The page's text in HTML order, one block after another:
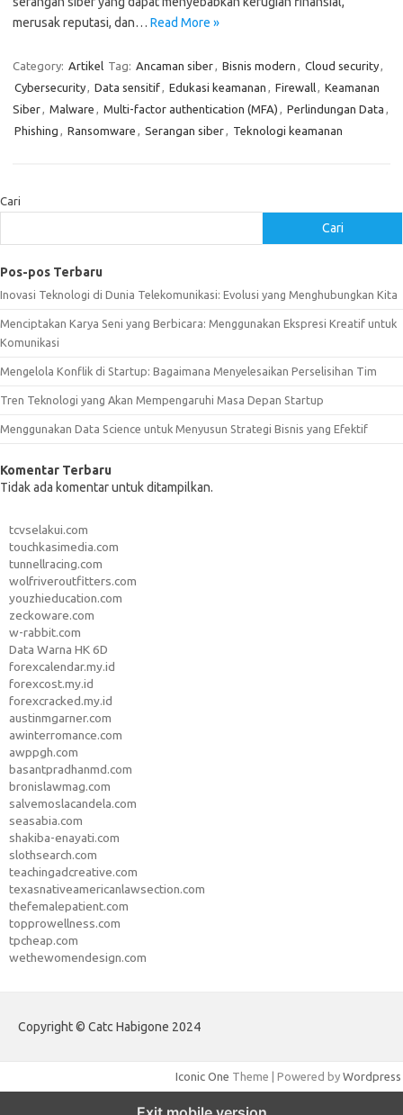
merusak reputasi, dan… Read More »
Category: Artikel Tag: Ancaman siber, Bisnis modern , Cloud security,
Cybersecurity, Data sensitif, Edukasi keamanan , Firewall, Keamanan
Siber, Malware , Multi-factor authentication (MFA) , Perlindungan Data ,
Phishing , Ransomware , Serangan siber, Teknologi keamanan
Cari
Cari
Pos-pos Terbaru
Inovasi Teknologi di Dunia Telekomunikasi: Evolusi yang Menghubungkan Kita
Menciptakan Karya Seni yang Berbicara: Menggunakan Ekspresi Kreatif untuk
Komunikasi
Mengelola Konflik di Startup: Bagaimana Menyelesaikan Perselisihan Tim
Tren Teknologi yang Akan Mempengaruhi Masa Depan Startup
Menggunakan Data Science untuk Menyusun Strategi Bisnis yang Efektif
Komentar Terbaru
Tidak ada komentar untuk ditampilkan.
tcvselakui.com
touchkasimedia.com
tunnellracing.com
wolfriveroutfitters.com
youzhieducation.com
zeckoware.com
w-rabbit.com
Data Warna HK 6D
forexcalendar.my.id
forexcost.my.id
forexcracked.my.id
austinmgarner.com
awinterromance.com
awppgh.com
basantpradhanmd.com
bronislawmag.com
salvemoslacandela.com
seasabia.com
shakiba-enayati.com
slothsearch.com
teachingadcreative.com
texasnativeamericanlawsection.com
thefemalepatient.com
topprowellness.com
tpcheap.com
wethewomendesign.com
Copyright © Catc Habigone 2024
Iconic One Theme | Powered by Wordpress